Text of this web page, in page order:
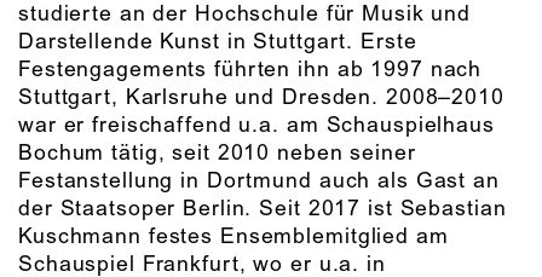
studierte an der Hochschule für Musik und
Darstellende Kunst in Stuttgart. Erste
Festengagements führten ihn ab 1997 nach
Stuttgart, Karlsruhe und Dresden. 2008–2010
war er freischaffend u.a. am Schauspielhaus
Bochum tätig, seit 2010 neben seiner
Festanstellung in Dortmund auch als Gast an
der Staatsoper Berlin. Seit 2017 ist Sebastian
Kuschmann festes Ensemblemitglied am
Schauspiel Frankfurt, wo er u.a. in